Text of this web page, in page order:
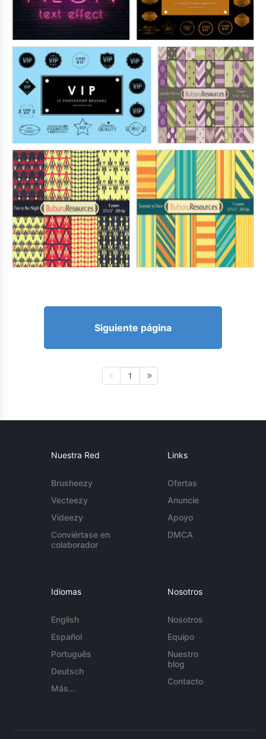
Siguiente página
1
Nuestra Red
Brusheezy
Vecteezy
Videezy
Conviértase en
colaborador
Links
Ofertas
Anuncie
Apoyo
DMCA
Idiomas
English
Español
Português
Deutsch
Más...
Nosotros
Nosotros
Equipo
Nuestro
blog
Contacto